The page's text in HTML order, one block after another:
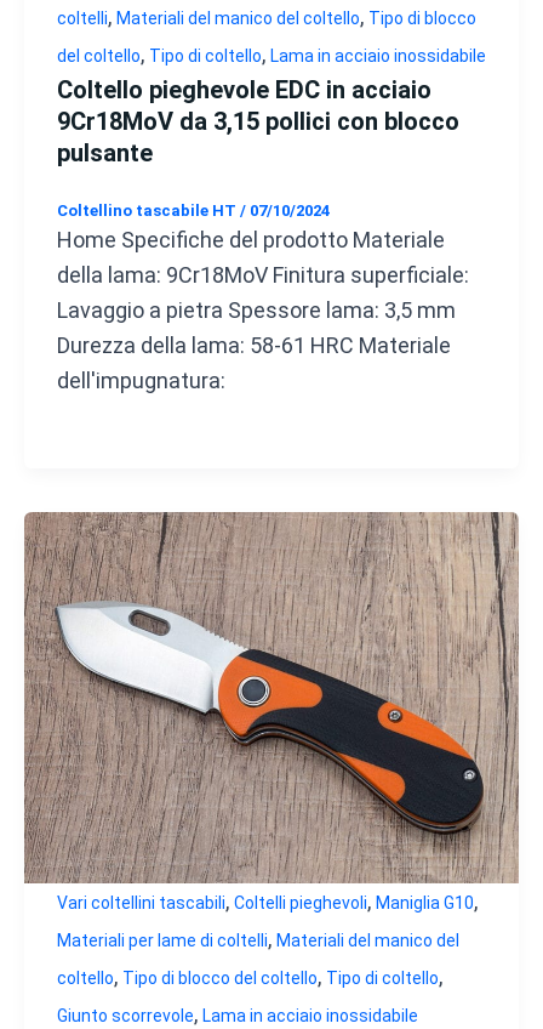
coltelli, Materiali del manico del coltello, Tipo di blocco
del coltello, Tipo di coltello, Lama in acciaio inossidabile
Coltello pieghevole EDC in acciaio
9Cr18MoV da 3,15 pollici con blocco
pulsante
Coltellino tascabile HT / 07/10/2024
Home Specifiche del prodotto Materiale
della lama: 9Cr18MoV Finitura superficiale:
Lavaggio a pietra Spessore lama: 3,5 mm
Durezza della lama: 58-61 HRC Materiale
dell'impugnatura:
Vari coltellini tascabili, Coltelli pieghevoli, Maniglia G10,
Materiali per lame di coltelli, Materiali del manico del
coltello, Tipo di blocco del coltello, Tipo di coltello,
Giunto scorrevole, Lama in acciaio inossidabile